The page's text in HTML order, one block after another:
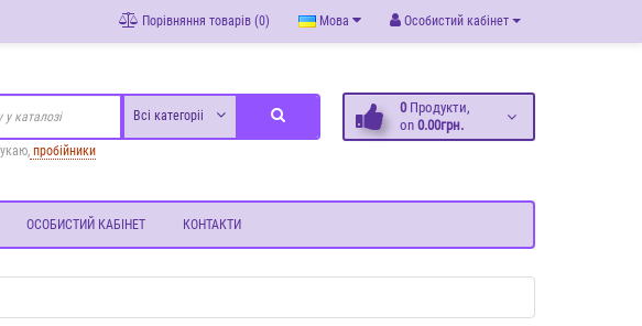
Особистий кабінет
Мова
Порівняння товарів (0)
0 Продукти,
on 0.00грн.
Всі категоріі
пробійники
ОСОБИСТИЙ КАБІНЕТ КОНТАКТИ